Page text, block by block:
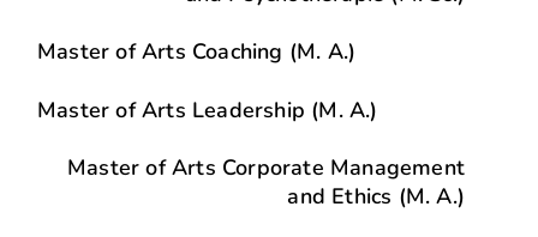
Master of Arts Coaching (M. A.)
Master of Arts Leadership (M. A.)
Master of Arts Corporate Management
and Ethics (M. A.)